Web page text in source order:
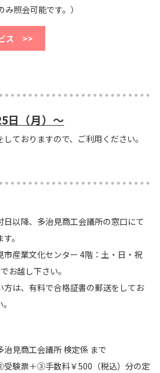
照会可能です。）
ス >>
日（月）～
ておりますので、ご利用ください。
以降、多治見商工会議所の窓口にて
。
市産業文化センター 4階：土・日・祝
お越し下さい。
方は、有料で合格証書の郵送をしてお
見商工会議所 検定係 まで
験票＋③手数料￥500（税込）分の定